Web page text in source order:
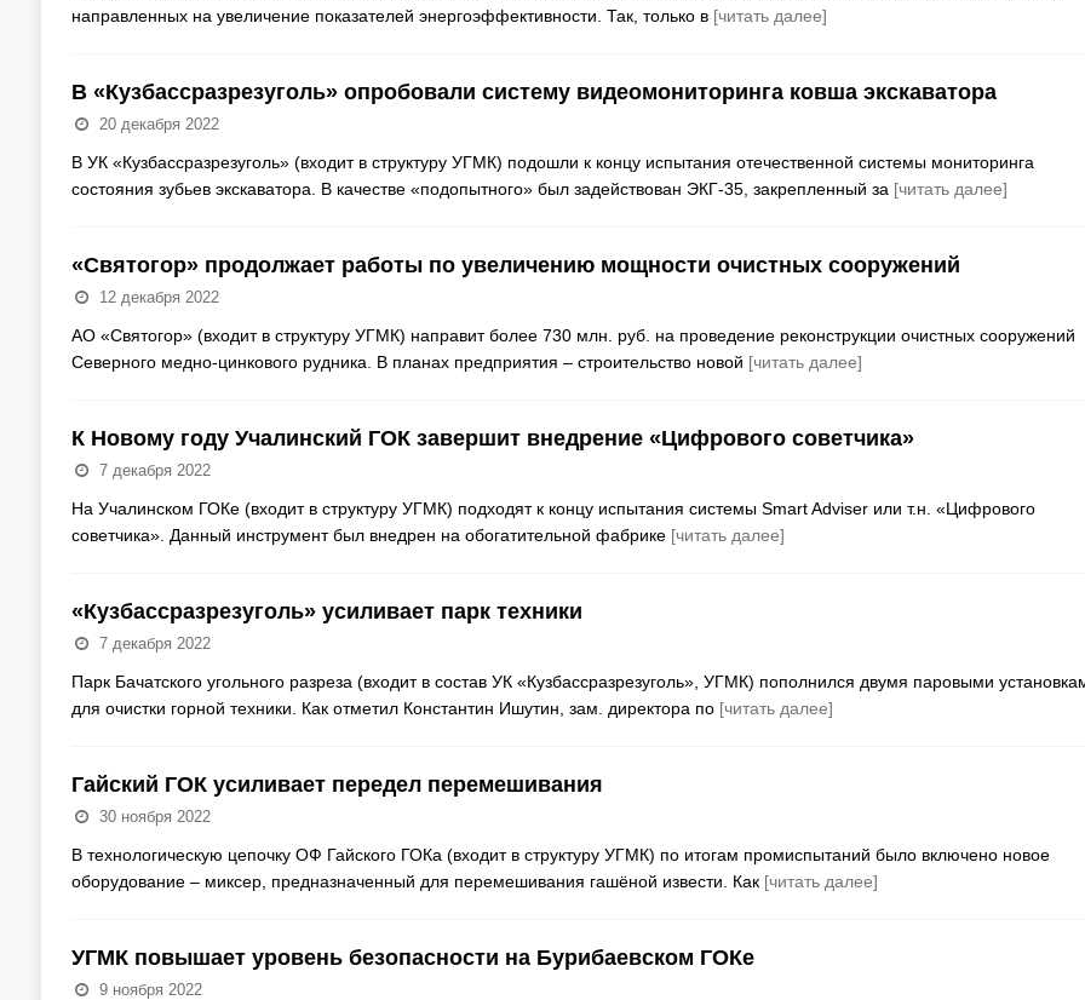
направленных на увеличение показателей энергоэффективности. Так, только в [читать далее]
В «Кузбассразрезуголь» опробовали систему видеомониторинга ковша экскаватора
20 декабря 2022
В УК «Кузбассразрезуголь» (входит в структуру УГМК) подошли к концу испытания отечественной системы мониторинга
состояния зубьев экскаватора. В качестве «подопытного» был задействован ЭКГ-35, закрепленный за [читать далее]
«Святогор» продолжает работы по увеличению мощности очистных сооружений
12 декабря 2022
АО «Святогор» (входит в структуру УГМК) направит более 730 млн. руб. на проведение реконструкции очистных сооружений
Северного медно-цинкового рудника. В планах предприятия – строительство новой [читать далее]
К Новому году Учалинский ГОК завершит внедрение «Цифрового советчика»
7 декабря 2022
На Учалинском ГОКе (входит в структуру УГМК) подходят к концу испытания системы Smart Adviser или т.н. «Цифрового
советчика». Данный инструмент был внедрен на обогатительной фабрике [читать далее]
«Кузбассразрезуголь» усиливает парк техники
7 декабря 2022
Парк Бачатского угольного разреза (входит в состав УК «Кузбассразрезуголь», УГМК) пополнился двумя паровыми
для очистки горной техники. Как отметил Константин Ишутин, зам. директора по [читать далее]
Гайский ГОК усиливает передел перемешивания
30 ноября 2022
В технологическую цепочку ОФ Гайского ГОКа (входит в структуру УГМК) по итогам промиспытаний было включено новое
оборудование – миксер, предназначенный для перемешивания гашёной извести. Как [читать далее]
УГМК повышает уровень безопасности на Бурибаевском ГОКе
9 ноября 2022